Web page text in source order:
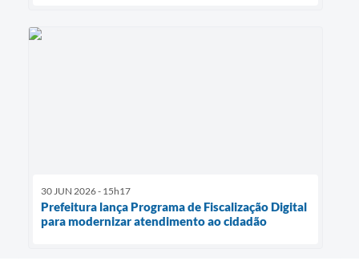
30 JUN 2026 - 15h17
Prefeitura lança Programa de Fiscalização Digital
para modernizar atendimento ao cidadão